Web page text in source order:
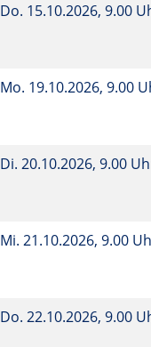
Do. 15.10.2026, 9.00
Mo. 19.10.2026, 9.00
Di. 20.10.2026, 9.00
Mi. 21.10.2026, 9.00
Do. 22.10.2026, 9.00